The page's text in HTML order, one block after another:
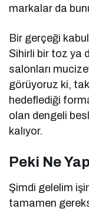
markalar da
Bir gerçeği
Sihirli bir toz ya
salonları
görüyoruz ki,
hedeflediği
olan dengeli
kalıyor.
Peki Ne
Şimdi gelelim
tamamen